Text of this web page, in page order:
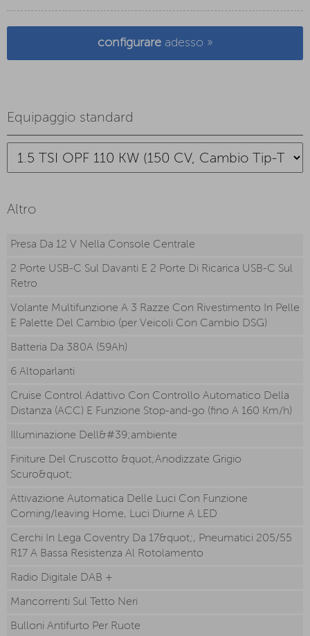
configurareadesso »
Equipaggio standard
Altro
Presa Da 12 V Nella Console Centrale
2 Porte USB-C Sul Davanti E 2 Porte Di Ricarica USB-C Sul
Retro
Volante Multifunzione A 3 Razze Con Rivestimento In Pelle
E Palette Del Cambio (per Veicoli Con Cambio DSG)
Batteria Da 380A (59Ah)
6 Altoparlanti
Cruise Control Adattivo Con Controllo Automatico Della
Distanza (ACC) E Funzione Stop-and-go (fino A 160 Km/h)
Illuminazione Dell&#39;ambiente
Finiture Del Cruscotto &quot;Anodizzate Grigio
Scuro&quot;
Attivazione Automatica Delle Luci Con Funzione
Coming/leaving Home, Luci Diurne A LED
Cerchi In Lega Coventry Da 17&quot;, Pneumatici 205/55
R17 A Bassa Resistenza Al Rotolamento
Radio Digitale DAB +
Mancorrenti Sul Tetto Neri
Bulloni Antifurto Per Ruote